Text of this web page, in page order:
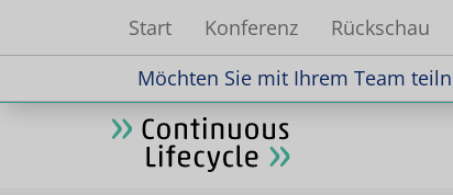
Start Konferenz Rückschau
Möchten Sie mit Ihrem Team
Möchten Sie mit Ihrem Team